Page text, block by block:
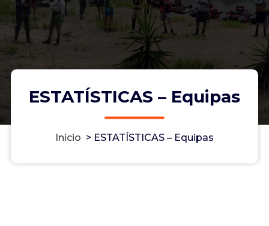
ESTATÍSTICAS – Equipas
Início > ESTATÍSTICAS – Equipas